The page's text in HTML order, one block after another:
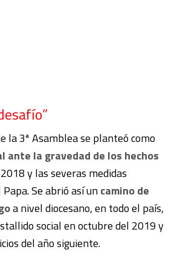
la 3ª Asamblea se planteó como
ante la gravedad de los hechos
y las severas medidas
Se abrió así uncamino de
a nivel diocesano, en todo el país,
social en octubre del 2019 y
del año siguiente.